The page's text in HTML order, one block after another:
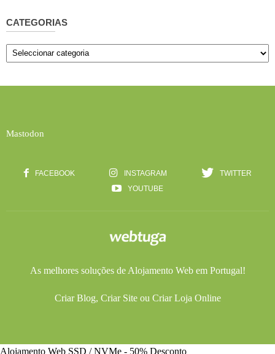
CATEGORIAS
Categorias
Mastodon
FACEBOOK INSTAGRAM
TWITTER
YOUTUBE
As melhores soluções de Alojamento Webem Portugal!
Criar Blog, Criar Siteou Criar Loja Online
Alojamento Web SSD / NVMe - 50% Desconto